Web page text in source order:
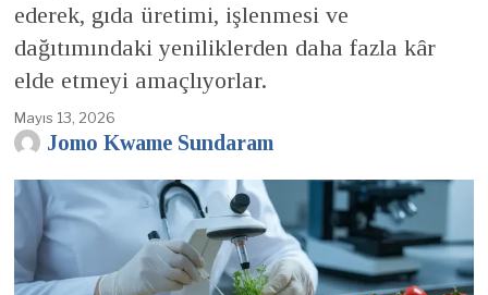
ederek, gıda üretimi, işlenmesi ve
dağıtımındaki yeniliklerden daha fazla kâr
elde etmeyi amaçlıyorlar.
Mayıs 13, 2026
Jomo Kwame Sundaram